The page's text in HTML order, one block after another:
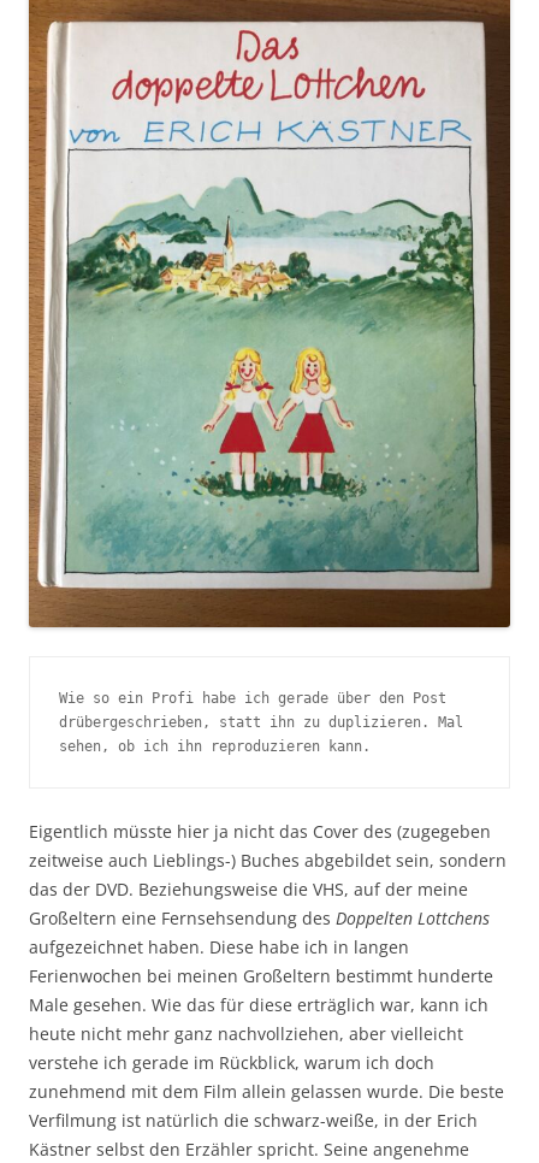
Wie so ein Profi habe ich gerade über den Post
drübergeschrieben, statt ihn zu duplizieren. Mal
sehen, ob ich ihn reproduzieren kann.
Eigentlich müsste hier ja nicht das Cover des (zugegeben
zeitweise auch Lieblings-) Buches abgebildet sein, sondern
das der DVD. Beziehungsweise die VHS, auf der meine
Großeltern eine Fernsehsendung des Doppelten Lottchens
aufgezeichnet haben. Diese habe ich in langen
Ferienwochen bei meinen Großeltern bestimmt hunderte
Male gesehen. Wie das für diese erträglich war, kann ich
heute nicht mehr ganz nachvollziehen, aber vielleicht
verstehe ich gerade im Rückblick, warum ich doch
zunehmend mit dem Film allein gelassen wurde. Die beste
Verfilmung ist natürlich die schwarz-weiße, in der Erich
Kästner selbst den Erzähler spricht. Seine angenehme